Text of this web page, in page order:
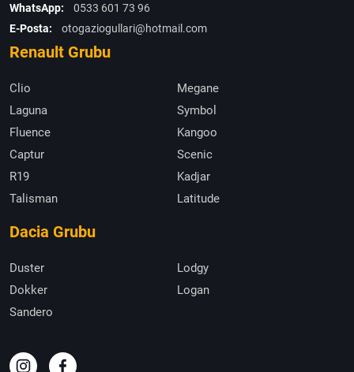
WhatsApp:
0533 601 73 96
E-Posta:
otogaziogullari@hotmail.com
Renault Grubu
Clio
Megane
Laguna
Symbol
Fluence
Kangoo
Captur
Scenic
R19
Kadjar
Talisman
Latitude
Dacia Grubu
Duster
Lodgy
Dokker
Logan
Sandero